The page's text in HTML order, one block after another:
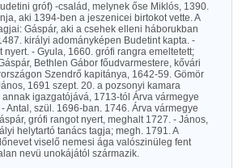
gróf) -család, melynek őse Miklós, 1390.
aki 1394-ben a jeszenicei birtokot vette. A
Gáspár, aki a csehek elleni háborukban
királyi adományképen Budetint kapta. -
- Gyula, 1660. grófi rangra emeltetett;
Bethlen Gábor főudvarmestere, kővári
Szendrő kapitánya, 1642-59. Gömör
1691 szept. 20. a pozsonyi kamara
igazgatójává, 1713-tól Árva vármegye
Antal, szül. 1696-ban. 1746. Árva vármegye
grófi rangot nyert, meghalt 1727. - János,
helytartó tanács tagja; megh. 1791. A
viselő nemesi ága valószinüleg fent
nevü unokájától származik.